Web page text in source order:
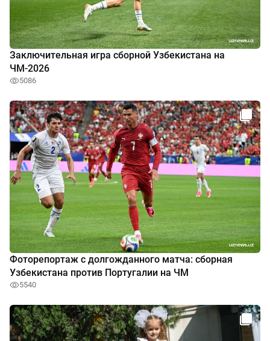
Заключительная игра сборной Узбекистана на
ЧМ-2026
5086
Фоторепортаж с долгожданного матча: сборная
Узбекистана против Португалии на ЧМ
5540